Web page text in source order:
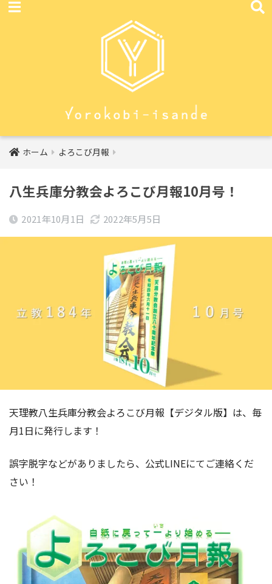
ホーム よろこび月報
八生兵庫分教会よろこび月報10月号！
2021年10月1日 2022年5月5日
天理教八生兵庫分教会よろこび月報【デジタル版】は、毎
月1日に発行します！
誤字脱字などがありましたら、公式LINEにてご連絡くだ
さい！